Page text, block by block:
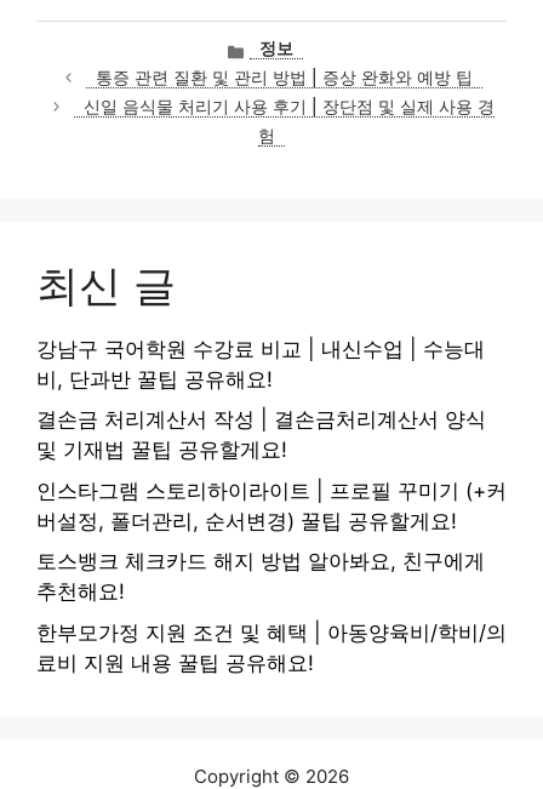
카
테
고
리
정보
통증 관련 질환 및 관리 방법 | 증상 완화와 예방 팁
신일 음식물 처리기 사용 후기 | 장단점 및 실제 사용 경
험
최신 글
강남구 국어학원 수강료 비교 | 내신수업 | 수능대
비, 단과반 꿀팁 공유해요!
결손금 처리계산서 작성 | 결손금처리계산서 양식
및 기재법 꿀팁 공유할게요!
인스타그램 스토리하이라이트 | 프로필 꾸미기 (+커
버설정, 폴더관리, 순서변경) 꿀팁 공유할게요!
토스뱅크 체크카드 해지 방법 알아봐요, 친구에게
추천해요!
한부모가정 지원 조건 및 혜택 | 아동양육비/학비/의
료비 지원 내용 꿀팁 공유해요!
Copyright © 2026